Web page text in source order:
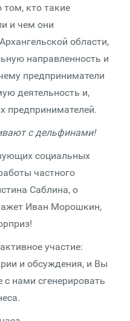
кто такие
и чем они
области,
направленность и
предприниматели
деятельность и,
предпринимателей.
с дельфинами!
социальных
частного
Саблина, о
Иван Морошкин,
участие:
и обсуждения, и Вы
нами сгенерировать